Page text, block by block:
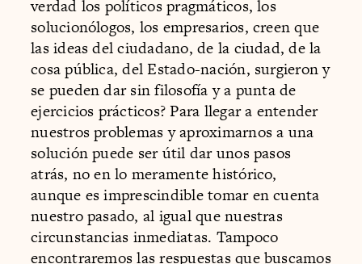
verdad los políticos pragmáticos, los
solucionólogos, los empresarios, creen que
las ideas del ciudadano, de la ciudad, de la
cosa pública, del Estado-nación, surgieron y
se pueden dar sin filosofía y a punta de
ejercicios prácticos? Para llegar a entender
nuestros problemas y aproximarnos a una
solución puede ser útil dar unos pasos
atrás, no en lo meramente histórico,
aunque es imprescindible tomar en cuenta
nuestro pasado, al igual que nuestras
circunstancias inmediatas. Tampoco
encontraremos las respuestas que buscamos